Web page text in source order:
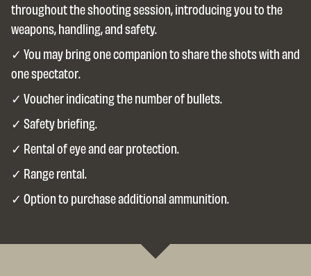
throughout the shooting session, introducing you to the
weapons, handling, and safety.
You may bring one companion to share the shots with and
one spectator.
Voucher indicating the number of bullets.
Safety briefing.
Rental of eye and ear protection.
Range rental.
Option to purchase additional ammunition.